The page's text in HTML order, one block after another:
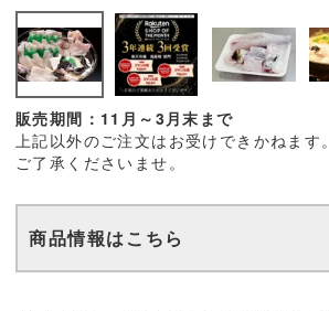
販売期間：11月～3月末まで
上記以外のご注文はお受けできかねます。
ご了承くださいませ。
商品情報はこちら